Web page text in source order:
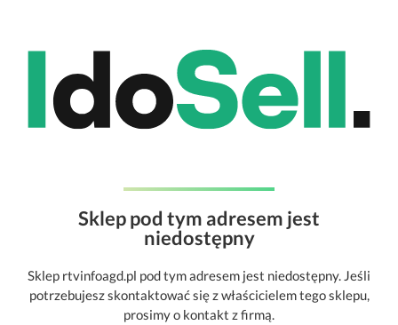
Sklep pod tym adresem jest
niedostępny
Sklep rtvinfoagd.pl pod tym adresem jest niedostępny. Jeśli
potrzebujesz skontaktować się z właścicielem tego sklepu,
prosimy o kontakt z firmą.